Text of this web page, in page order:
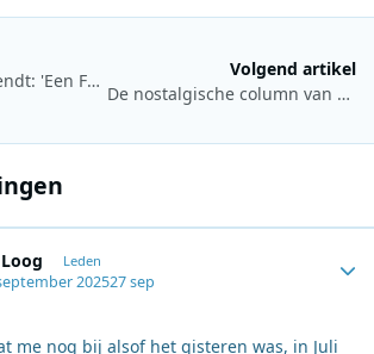
Column Edwin Wendt: 'Een Feestje In Je Radio!'
Volgend artikel
De nostalgische column van Hans Knot 11 oktober 2025: Terug naar mei 1973
Leden
202527 sep
me nog bij alsof het gisteren was, in Juli